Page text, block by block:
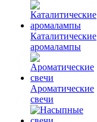
Каталитические
аромалампы
Ароматические
свечи